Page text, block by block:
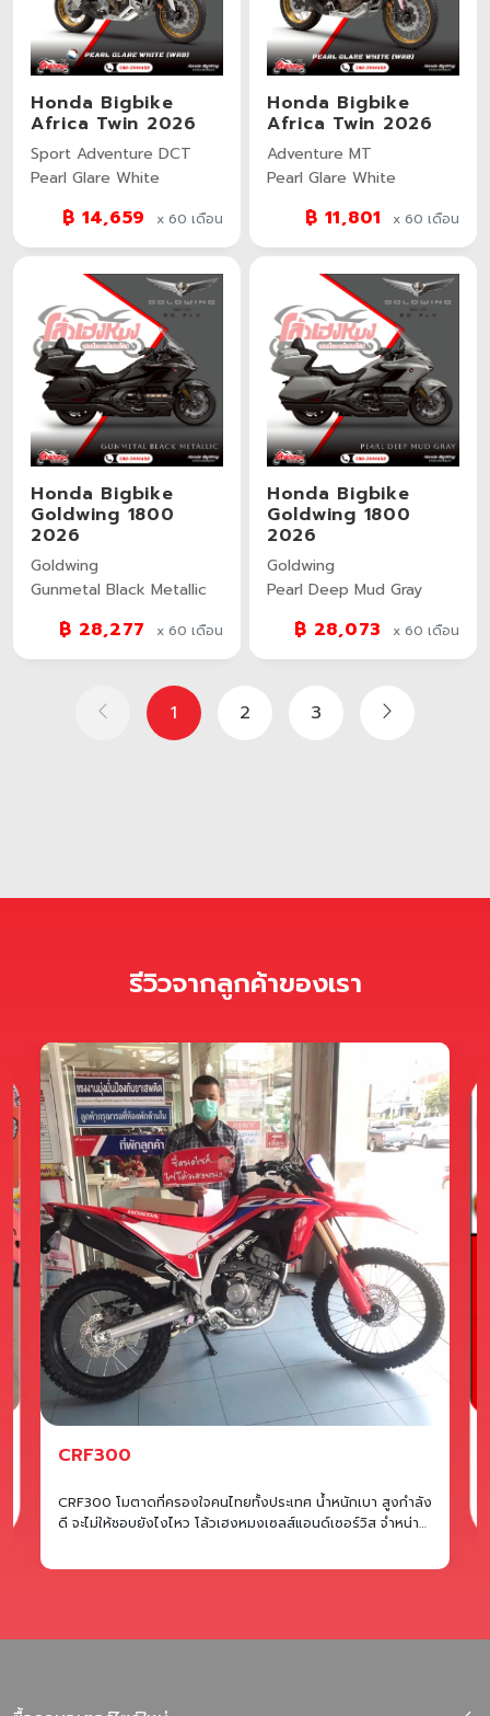
Honda Bigbike
Africa Twin 2026
Sport Adventure DCT
Pearl Glare White
฿ 14,659 x 60 เดือน
Honda Bigbike
Africa Twin 2026
Adventure MT
Pearl Glare White
฿ 11,801 x 60 เดือน
Honda Bigbike
Goldwing 1800
2026
Goldwing
Gunmetal Black Metallic
฿ 28,277 x 60 เดือน
Honda Bigbike
Goldwing 1800
2026
Goldwing
Pearl Deep Mud Gray
฿ 28,073 x 60 เดือน
1 2 3
รีวิวจากลูกค้าของเรา
ออกรถง่ายมว๊ากกก
บัตรใบเดียวออกรถง่ายสุดๆ โล้วเฮงหมงเซลส์แอนด์เซอร์วิส
จำหน่ายรถมอเตอร์ไซค์ ฮอนด้า ยามาฮ่า เวสป้า อาพริเลีย